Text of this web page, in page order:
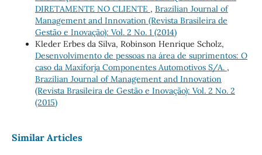
DIRETAMENTE NO CLIENTE , Brazilian Journal of
Management and Innovation (Revista Brasileira de
Gestão e Inovação): Vol. 2 No. 1 (2014)
Kleder Erbes da Silva, Robinson Henrique Scholz,
Desenvolvimento de pessoas na área de suprimentos: O
caso da Maxiforja Componentes Automotivos S/A. ,
Brazilian Journal of Management and Innovation
(Revista Brasileira de Gestão e Inovação): Vol. 2 No. 2
(2015)
Similar Articles